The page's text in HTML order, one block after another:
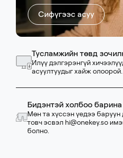
Сифүгээс асуу
Тусламжийн төвд
Илүү дэлгэрэнгүй
асуултуудыг хайж олоорой.
Бидэнтэй холбоо барина
Мөн та хүссэн үедээ
товч эсвэл hi@onekey.so
болно.